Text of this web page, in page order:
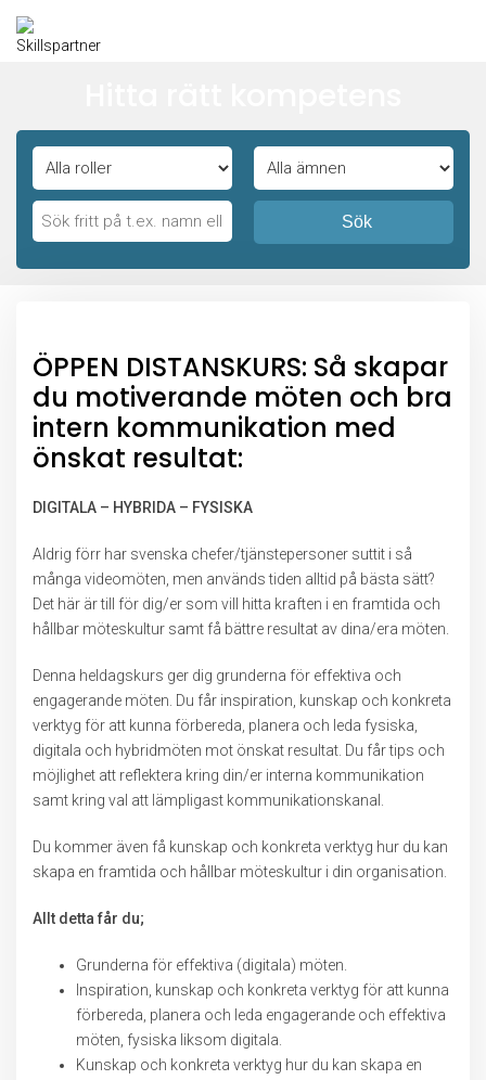
Sök
ÖPPEN DISTANSKURS: Så skapar
du motiverande möten och bra
intern kommunikation med
önskat resultat:
DIGITALA – HYBRIDA – FYSISKA
Aldrig förr har svenska chefer/tjänstepersoner suttit i så
många videomöten, men används tiden alltid på bästa sätt?
Det här är till för dig/er som vill hitta kraften i en framtida och
hållbar möteskultur samt få bättre resultat av dina/era möten.
Denna heldagskurs ger dig grunderna för effektiva och
engagerande möten. Du får inspiration, kunskap och konkreta
verktyg för att kunna förbereda, planera och leda fysiska,
digitala och hybridmöten mot önskat resultat. Du får tips och
möjlighet att reflektera kring din/er interna kommunikation
samt kring val att lämpligast kommunikationskanal.
Du kommer även få kunskap och konkreta verktyg hur du kan
skapa en framtida och hållbar möteskultur i din organisation.
Allt detta får du;
Grunderna för effektiva (digitala) möten.
Inspiration, kunskap och konkreta verktyg för att kunna
förbereda, planera och leda engagerande och effektiva
möten, fysiska liksom digitala.
Kunskap och konkreta verktyg hur du kan skapa en